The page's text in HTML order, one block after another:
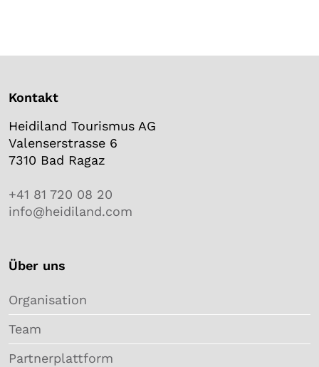
Kontakt
Heidiland Tourismus AG
Valenserstrasse 6
7310 Bad Ragaz
+41 81 720 08 20
info@heidiland.com
Über uns
Organisation
Team
Partnerplattform